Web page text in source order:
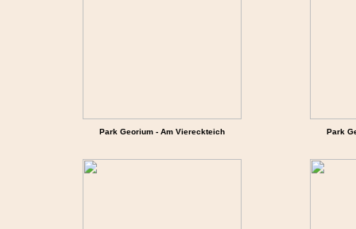
Park Georium - Am Viereckteich Park